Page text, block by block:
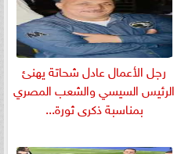
رجل الأعمال عادل شحاتة يهنئ
الرئيس السيسي والشعب المصري
بمناسبة ذكرى ثورة...